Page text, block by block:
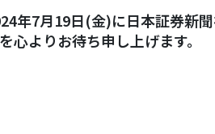
年7月19日(金)に日本証券新
心よりお待ち申し上げます。